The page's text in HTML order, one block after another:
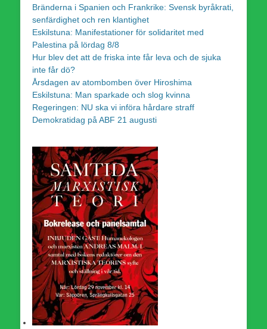
Bränderna i Spanien och Frankrike: Svensk byråkrati,
senfärdighet och ren klantighet
Eskilstuna: Manifestationer för solidaritet med
Palestina på lördag 8/8
Hur blev det att de friska inte får leva och de sjuka
inte får dö?
Årsdagen av atombomben över Hiroshima
Eskilstuna: Man sparkade och slog kvinna
Regeringen: NU ska vi införa hårdare straff
Demokratidag på ABF 21 augusti